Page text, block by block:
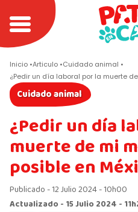
Inicio Articulo Cuidado animal
¿Pedir un día laboral por la muerte
Cuidado animal
¿Pedir un día
muerte de mi
posible en
Publicado - 12 Julio 2024 - 10h00
Actualizado - 15 Julio 2024 -